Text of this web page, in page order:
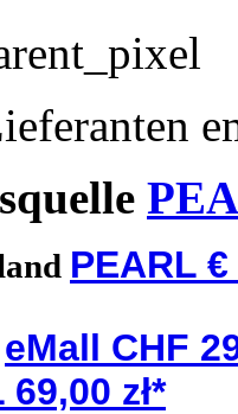
PEARL
eMall CHF
69,00 zł*